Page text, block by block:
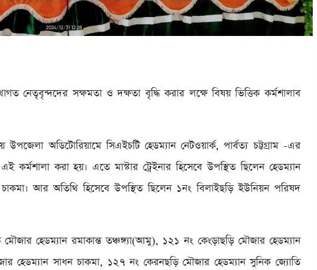
নেতৃবৃন্দদের সক্ষমতা ও দক্ষতা বৃদ্ধি করার লক্ষে বিষয় ভিত্তিক কর্মশালাব
অডিটোরিয়ামে সিএইচটি হেডম্যান নেটওয়ার্ক, পার্বত্য চট্টগ্রাম -এর
করা হয়। এতে মাস্টার ট্রেইনার হিসেবে উপস্থিত ছিলেন হেডম্যান
চাকমা। আর অতিথি হিসেবে উপস্থিত ছিলেন ১নং বিলাইছড়ি ইউনিয়ন পরিষদ
হেডম্যান রমাকান্ত তঞ্চঙ্গ্যা(আমু), ১২১ নং কেংড়াছড়ি মৌজার হেডম্যান
হেডম্যান সাধন চাকমা, ১২৭ নং কেরনছড়ি মৌজার হেডম্যান সুনিক জ্যোতি